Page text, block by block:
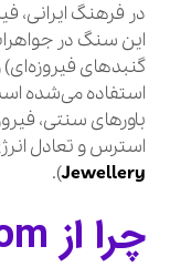
در فرهنگ ایرانی،
این سنگ در
گنبدهای
استفاده می‌شده
باورهای سنتی،
استرس و تعادل
Jewellery
).